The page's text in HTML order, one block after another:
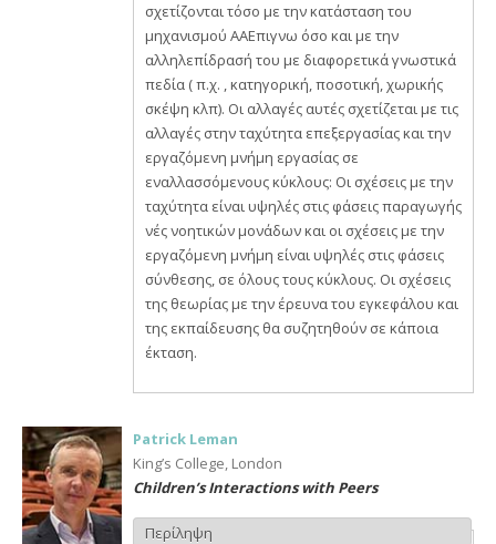
σχετίζονται τόσο με την κατάσταση του
μηχανισμού AAΕπιγνω όσο και με την
αλληλεπίδρασή του με διαφορετικά γνωστικά
πεδία ( π.χ. , κατηγορική, ποσοτική, χωρικής
σκέψη κλπ). Οι αλλαγές αυτές σχετίζεται με τις
αλλαγές στην ταχύτητα επεξεργασίας και την
εργαζόμενη μνήμη εργασίας σε
εναλλασσόμενους κύκλους: Οι σχέσεις με την
ταχύτητα είναι υψηλές στις φάσεις παραγωγής
νές νοητικών μονάδων και οι σχέσεις με την
εργαζόμενη μνήμη είναι υψηλές στις φάσεις
σύνθεσης, σε όλους τους κύκλους. Οι σχέσεις
της θεωρίας με την έρευνα του εγκεφάλου και
της εκπαίδευσης θα συζητηθούν σε κάποια
έκταση.
Patrick Leman
King’s College, London
Children’s Interactions with Peers
Περίληψη